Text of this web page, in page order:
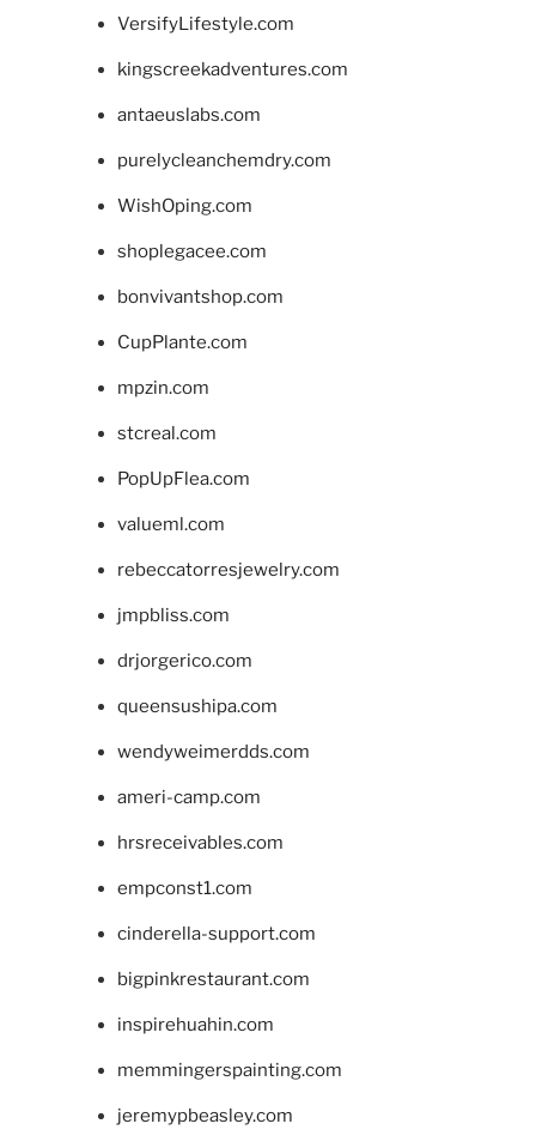
VersifyLifestyle.com
kingscreekadventures.com
antaeuslabs.com
purelycleanchemdry.com
WishOping.com
shoplegacee.com
bonvivantshop.com
CupPlante.com
mpzin.com
stcreal.com
PopUpFlea.com
valueml.com
rebeccatorresjewelry.com
jmpbliss.com
drjorgerico.com
queensushipa.com
wendyweimerdds.com
ameri-camp.com
hrsreceivables.com
empconst1.com
cinderella-support.com
bigpinkrestaurant.com
inspirehuahin.com
memmingerspainting.com
jeremypbeasley.com